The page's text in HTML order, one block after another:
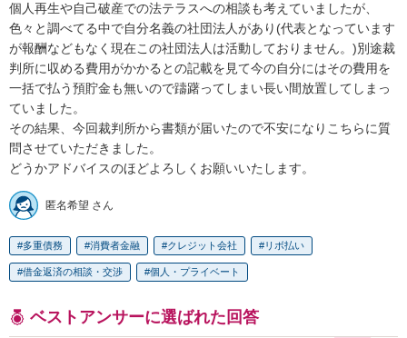
個人再生や自己破産での法テラスへの相談も考えていましたが、
色々と調べてる中で自分名義の社団法人があり(代表となっています
が報酬などもなく現在この社団法人は活動しておりません。)別途裁
判所に収める費用がかかるとの記載を見て今の自分にはその費用を
一括で払う預貯金も無いので躊躇ってしまい長い間放置してしまっ
ていました。
その結果、今回裁判所から書類が届いたので不安になりこちらに質
問させていただきました。
どうかアドバイスのほどよろしくお願いいたします。
匿名希望 さん
多重債務 消費者金融 クレジット会社 リボ払い
借金返済の相談・交渉 個人・プライベート
ベストアンサーに選ばれた回答